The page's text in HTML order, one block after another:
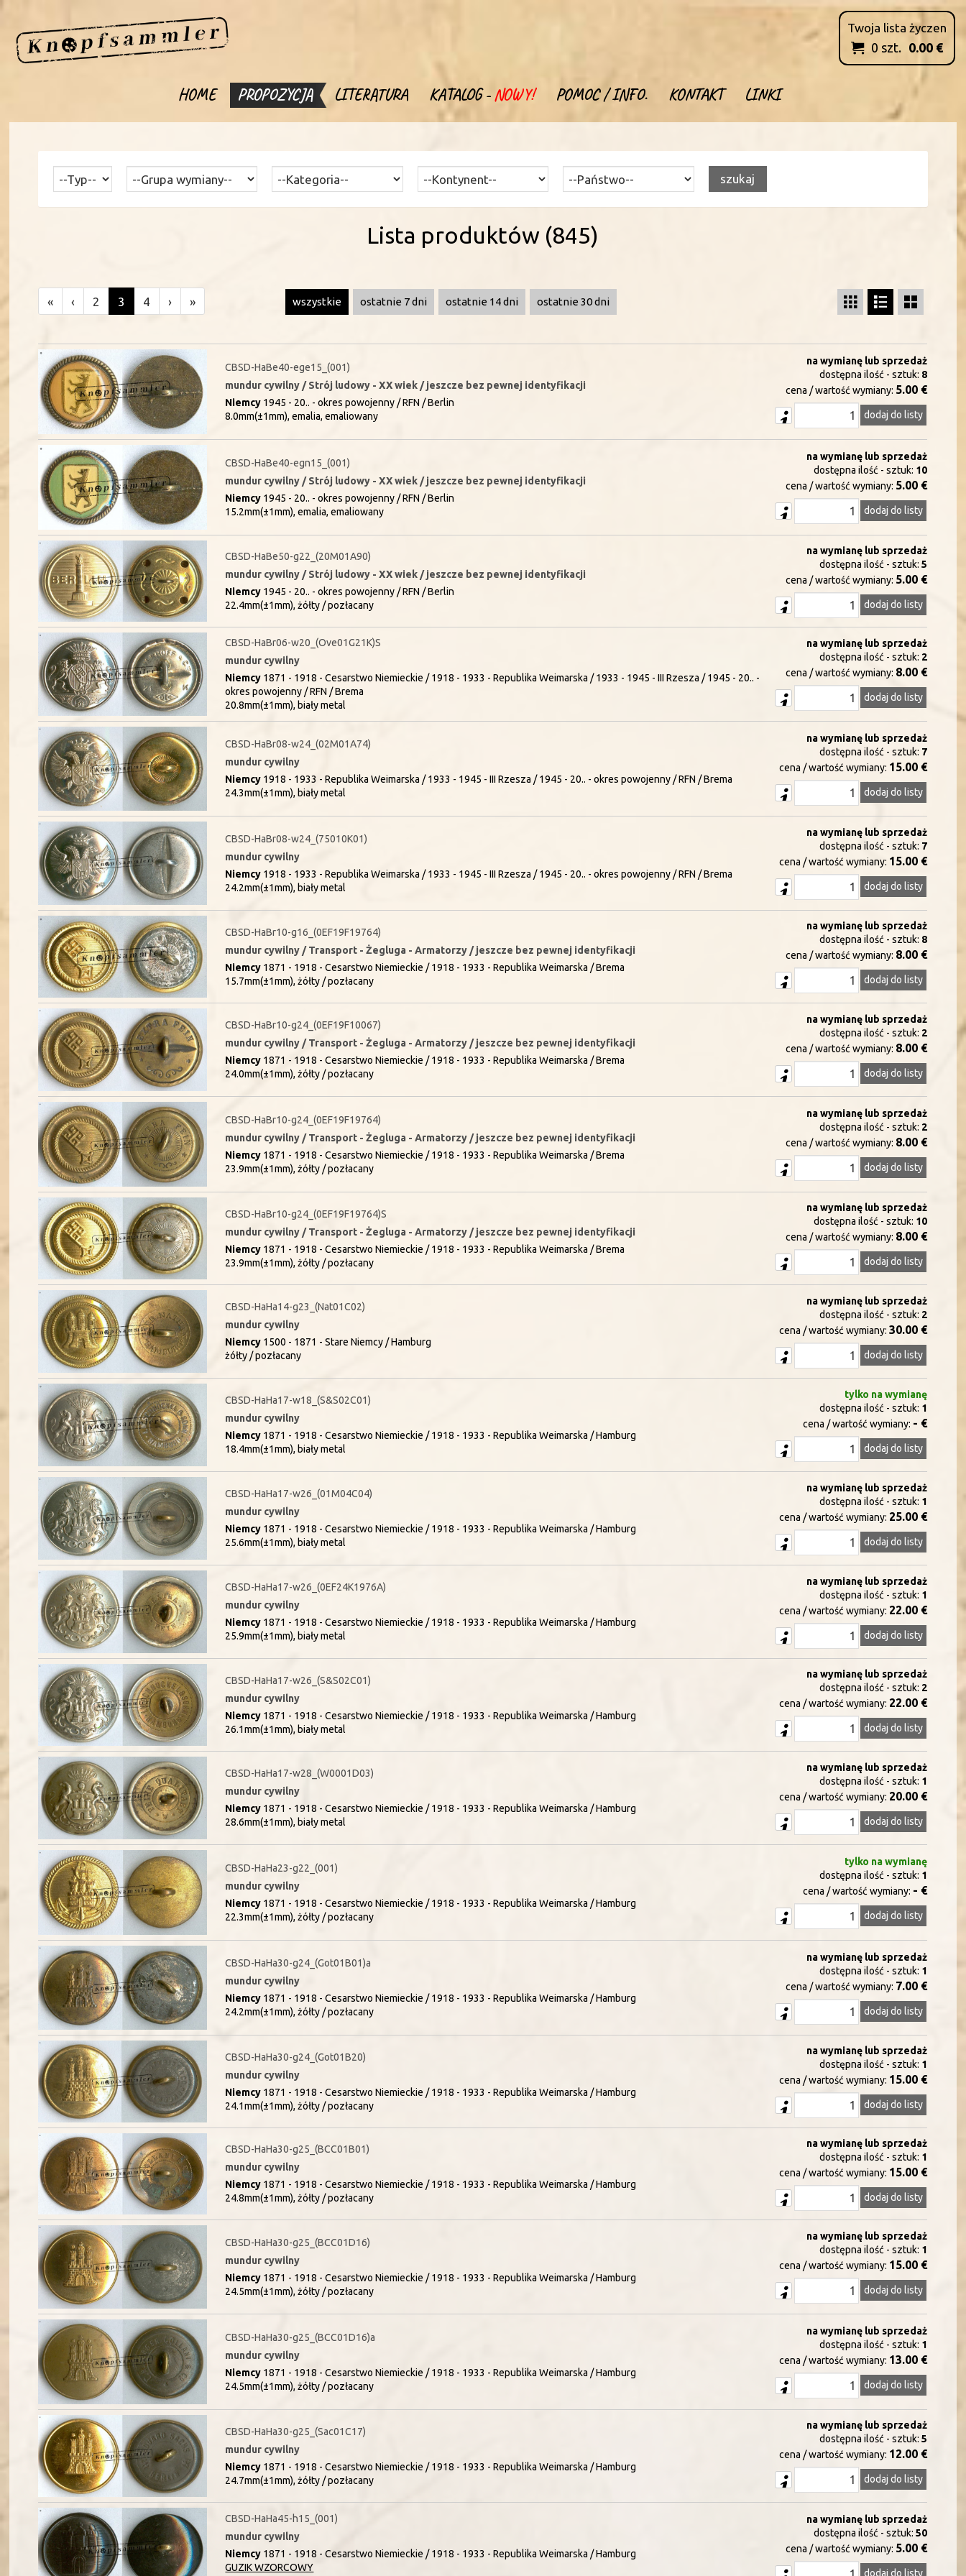
HOME PROPOZYCJA LITERATURA KATALOG -NOWY! POMOC / INFO. KONTAKT LINKI
Twoja lista życzen
 0 szt. 0.00 €
Lista produktów (845)
« ‹ 2 3 4 › » wszystkie ostatnie 7 dni ostatnie 14 dni ostatnie 30 dni   
CBSD-HaBe40-ege15_(001)
mundur cywilny / Strój ludowy - XX wiek / jeszcze bez pewnej identyfikacji
Niemcy 1945 - 20.. - okres powojenny / RFN / Berlin
8.0mm(±1mm), emalia, emaliowany
na wymianę lub sprzedaż
dostępna ilość - sztuk: 8
cena / wartość wymiany: 5.00 €
dodaj do listy
CBSD-HaBe40-egn15_(001)
mundur cywilny / Strój ludowy - XX wiek / jeszcze bez pewnej identyfikacji
Niemcy 1945 - 20.. - okres powojenny / RFN / Berlin
15.2mm(±1mm), emalia, emaliowany
na wymianę lub sprzedaż
dostępna ilość - sztuk: 10
cena / wartość wymiany: 5.00 €
dodaj do listy
CBSD-HaBe50-g22_(20M01A90)
mundur cywilny / Strój ludowy - XX wiek / jeszcze bez pewnej identyfikacji
Niemcy 1945 - 20.. - okres powojenny / RFN / Berlin
22.4mm(±1mm), żółty / pozłacany
na wymianę lub sprzedaż
dostępna ilość - sztuk:5
cena / wartość wymiany: 5.00 €
dodaj do listy
CBSD-HaBr06-w20_(Ove01G21K)S
mundur cywilny
Niemcy 1871 - 1918 - Cesarstwo Niemieckie / 1918 - 1933 - Republika Weimarska / 1933 - 1945 - III Rzesza / 1945 - 20.. -
okres powojenny / RFN / Brema
20.8mm(±1mm), biały metal
na wymianę lub sprzedaż
dostępna ilość - sztuk: 2
cena / wartość wymiany: 8.00 €
dodaj do listy
CBSD-HaBr08-w24_(02M01A74)
mundur cywilny
Niemcy 1918 - 1933 - Republika Weimarska / 1933 - 1945 - III Rzesza / 1945 - 20.. - okres powojenny / RFN / Brema
24.3mm(±1mm), biały metal
na wymianę lub sprzedaż
dostępna ilość - sztuk: 7
cena / wartość wymiany: 15.00 €
dodaj do listy
CBSD-HaBr08-w24_(75010K01)
mundur cywilny
Niemcy 1918 - 1933 - Republika Weimarska / 1933 - 1945 - III Rzesza / 1945 - 20.. - okres powojenny / RFN / Brema
24.2mm(±1mm), biały metal
na wymianę lub sprzedaż
dostępna ilość - sztuk: 7
cena / wartość wymiany: 15.00 €
dodaj do listy
CBSD-HaBr10-g16_(0EF19F19764)
mundur cywilny / Transport - Żegluga - Armatorzy / jeszcze bez pewnej identyfikacji
Niemcy 1871 - 1918 - Cesarstwo Niemieckie / 1918 - 1933 - Republika Weimarska / Brema
15.7mm(±1mm), żółty / pozłacany
na wymianę lub sprzedaż
dostępna ilość - sztuk: 8
cena / wartość wymiany: 8.00 €
dodaj do listy
CBSD-HaBr10-g24_(0EF19F10067)
mundur cywilny / Transport - Żegluga - Armatorzy / jeszcze bez pewnej identyfikacji
Niemcy 1871 - 1918 - Cesarstwo Niemieckie / 1918 - 1933 - Republika Weimarska / Brema
24.0mm(±1mm), żółty / pozłacany
na wymianę lub sprzedaż
dostępna ilość - sztuk: 2
cena / wartość wymiany: 8.00 €
dodaj do listy
CBSD-HaBr10-g24_(0EF19F19764)
mundur cywilny / Transport - Żegluga - Armatorzy / jeszcze bez pewnej identyfikacji
Niemcy 1871 - 1918 - Cesarstwo Niemieckie / 1918 - 1933 - Republika Weimarska / Brema
23.9mm(±1mm), żółty / pozłacany
na wymianę lub sprzedaż
dostępna ilość - sztuk: 2
cena / wartość wymiany: 8.00 €
dodaj do listy
CBSD-HaBr10-g24_(0EF19F19764)S
mundur cywilny / Transport - Żegluga - Armatorzy / jeszcze bez pewnej identyfikacji
Niemcy 1871 - 1918 - Cesarstwo Niemieckie / 1918 - 1933 - Republika Weimarska / Brema
23.9mm(±1mm), żółty / pozłacany
na wymianę lub sprzedaż
dostępna ilość - sztuk: 10
cena / wartość wymiany: 8.00 €
dodaj do listy
CBSD-HaHa14-g23_(Nat01C02)
mundur cywilny
Niemcy 1500 - 1871 - Stare Niemcy / Hamburg
żółty / pozłacany
na wymianę lub sprzedaż
dostępna ilość - sztuk: 2
cena / wartość wymiany:30.00 €
dodaj do listy
CBSD-HaHa17-w18_(S&S02C01)
mundur cywilny
Niemcy 1871 - 1918 - Cesarstwo Niemieckie / 1918 - 1933 - Republika Weimarska / Hamburg
18.4mm(±1mm), biały metal
tylko na wymianę
dostępna ilość - sztuk: 1
cena / wartość wymiany: - €
dodaj do listy
CBSD-HaHa17-w26_(01M04C04)
mundur cywilny
Niemcy 1871 - 1918 - Cesarstwo Niemieckie / 1918 - 1933 - Republika Weimarska / Hamburg
25.6mm(±1mm), biały metal
na wymianę lub sprzedaż
dostępna ilość - sztuk: 1
cena / wartość wymiany: 25.00 €
dodaj do listy
CBSD-HaHa17-w26_(0EF24K1976A)
mundur cywilny
Niemcy 1871 - 1918 - Cesarstwo Niemieckie / 1918 - 1933 - Republika Weimarska / Hamburg
25.9mm(±1mm), biały metal
na wymianę lub sprzedaż
dostępna ilość - sztuk: 1
cena / wartość wymiany: 22.00 €
dodaj do listy
CBSD-HaHa17-w26_(S&S02C01)
mundur cywilny
Niemcy 1871 - 1918 - Cesarstwo Niemieckie / 1918 - 1933 - Republika Weimarska / Hamburg
26.1mm(±1mm), biały metal
na wymianę lub sprzedaż
dostępna ilość - sztuk: 2
cena / wartość wymiany: 22.00 €
dodaj do listy
CBSD-HaHa17-w28_(W0001D03)
mundur cywilny
Niemcy 1871 - 1918 - Cesarstwo Niemieckie / 1918 - 1933 - Republika Weimarska / Hamburg
28.6mm(±1mm), biały metal
na wymianę lub sprzedaż
dostępna ilość - sztuk: 1
cena / wartość wymiany: 20.00 €
dodaj do listy
CBSD-HaHa23-g22_(001)
mundur cywilny
Niemcy 1871 - 1918 - Cesarstwo Niemieckie / 1918 - 1933 - Republika Weimarska / Hamburg
22.3mm(±1mm), żółty / pozłacany
tylko na wymianę
dostępna ilość - sztuk: 1
cena / wartość wymiany: - €
dodaj do listy
CBSD-HaHa30-g24_(Got01B01)a
mundur cywilny
Niemcy 1871 - 1918 - Cesarstwo Niemieckie / 1918 - 1933 - Republika Weimarska / Hamburg
24.2mm(±1mm), żółty / pozłacany
na wymianę lub sprzedaż
dostępna ilość - sztuk: 1
cena / wartość wymiany: 7.00 €
dodaj do listy
CBSD-HaHa30-g24_(Got01B20)
mundur cywilny
Niemcy 1871 - 1918 - Cesarstwo Niemieckie / 1918 - 1933 - Republika Weimarska / Hamburg
24.1mm(±1mm), żółty / pozłacany
na wymianę lub sprzedaż
dostępna ilość - sztuk: 1
cena / wartość wymiany: 15.00 €
dodaj do listy
CBSD-HaHa30-g25_(BCC01B01)
mundur cywilny
Niemcy 1871 - 1918 - Cesarstwo Niemieckie / 1918 - 1933 - Republika Weimarska / Hamburg
24.8mm(±1mm), żółty / pozłacany
na wymianę lub sprzedaż
dostępna ilość - sztuk: 1
cena / wartość wymiany: 15.00 €
dodaj do listy
CBSD-HaHa30-g25_(BCC01D16)
mundur cywilny
Niemcy 1871 - 1918 - Cesarstwo Niemieckie / 1918 - 1933 - Republika Weimarska / Hamburg
24.5mm(±1mm), żółty / pozłacany
na wymianę lub sprzedaż
dostępna ilość - sztuk: 1
cena / wartość wymiany: 15.00 €
dodaj do listy
CBSD-HaHa30-g25_(BCC01D16)a
mundur cywilny
Niemcy 1871 - 1918 - Cesarstwo Niemieckie / 1918 - 1933 - Republika Weimarska / Hamburg
24.5mm(±1mm), żółty / pozłacany
na wymianę lub sprzedaż
dostępna ilość - sztuk: 1
cena / wartość wymiany: 13.00 €
dodaj do listy
CBSD-HaHa30-g25_(Sac01C17)
mundur cywilny
Niemcy 1871 - 1918 - Cesarstwo Niemieckie / 1918 - 1933 - Republika Weimarska / Hamburg
24.7mm(±1mm), żółty / pozłacany
na wymianę lub sprzedaż
dostępna ilość - sztuk:5
cena / wartość wymiany: 12.00 €
dodaj do listy
CBSD-HaHa45-h15_(001)
mundur cywilny
Niemcy 1871 - 1918 - Cesarstwo Niemieckie / 1918 - 1933 - Republika Weimarska / Hamburg
GUZIK WZORCOWY
na wymianę lub sprzedaż
dostępna ilość - sztuk:50
cena / wartość wymiany: 5.00 €
dodaj do listy